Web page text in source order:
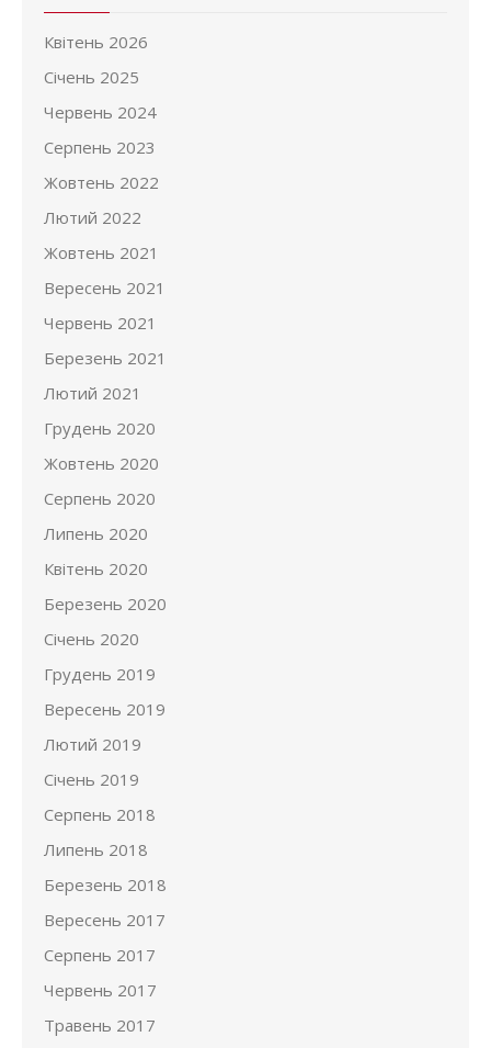
Квітень 2026
Січень 2025
Червень 2024
Серпень 2023
Жовтень 2022
Лютий 2022
Жовтень 2021
Вересень 2021
Червень 2021
Березень 2021
Лютий 2021
Грудень 2020
Жовтень 2020
Серпень 2020
Липень 2020
Квітень 2020
Березень 2020
Січень 2020
Грудень 2019
Вересень 2019
Лютий 2019
Січень 2019
Серпень 2018
Липень 2018
Березень 2018
Вересень 2017
Серпень 2017
Червень 2017
Травень 2017